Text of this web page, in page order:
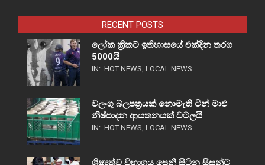
RECENT POSTS
ලෝක ක්‍රිකට් ඉතිහාසයේ එක්දින තරග
5000යි
IN: HOT NEWS, LOCAL NEWS
වලංගු බලපත්‍රයක් නොමැති ටින් මාළු
නිෂ්පාදන ආයතනයක් වටලයි
IN: HOT NEWS, LOCAL NEWS
ශිෂ්‍යත්ව විභාගය පෙනී සිටින සිසුන්ට